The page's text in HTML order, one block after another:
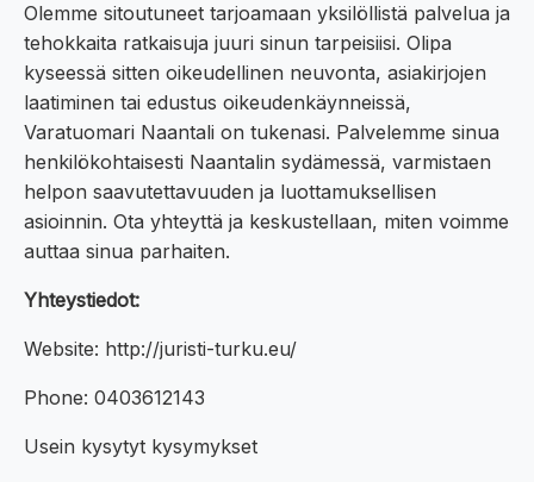
Olemme sitoutuneet tarjoamaan yksilöllistä palvelua ja
tehokkaita ratkaisuja juuri sinun tarpeisiisi. Olipa
kyseessä sitten oikeudellinen neuvonta, asiakirjojen
laatiminen tai edustus oikeudenkäynneissä,
Varatuomari Naantali on tukenasi. Palvelemme sinua
henkilökohtaisesti Naantalin sydämessä, varmistaen
helpon saavutettavuuden ja luottamuksellisen
asioinnin. Ota yhteyttä ja keskustellaan, miten voimme
auttaa sinua parhaiten.
Yhteystiedot:
Website: http://juristi-turku.eu/
Phone: 0403612143
Usein kysytyt kysymykset